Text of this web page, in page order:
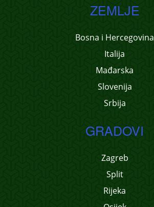
ZEMLJE
Bosna i Hercegovina
Italija
Mađarska
Slovenija
Srbija
GRADOVI
Zagreb
Split
Rijeka